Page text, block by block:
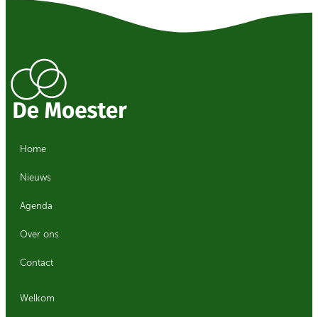
Home
Nieuws
Agenda
Over ons
Contact
Welkom